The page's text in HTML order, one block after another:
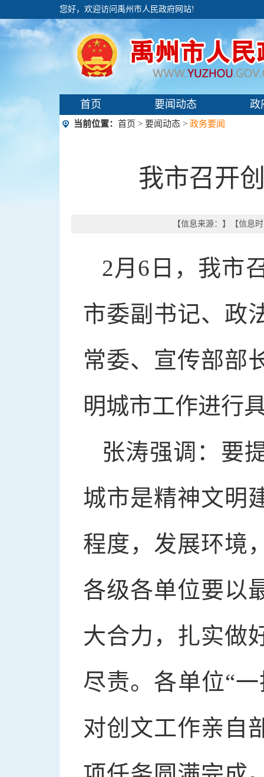
您好，欢迎访问禹州市人民政府网站!
首页 要闻动态 政
当前位置： 首页 > 要闻动态 > 政务要闻
我市召开
【信息来源： 】【信息
2月6日，我市
市委副书记、政
常委、宣传部部
明城市工作进行
张涛强调：要
城市是精神文明
程度，发展环境
各级各单位要以
大合力，扎实做
尽责。各单位“
对创文工作亲自